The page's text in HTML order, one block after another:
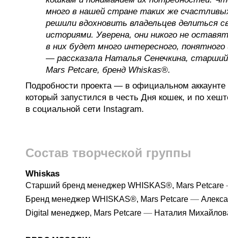
много в нашей стране таких же
решили вдохновить владельцев делиться
историями. Уверена, они никого не
в них будет много интересного, понятного
— рассказала Наталья Сенечкина,
Mars Petcare, бренд Whiskas®.
Подробности проекта — в официальном
который запустился в честь Дня кошек, и по
в социальной сети Instagram.
Состав творческой группы
Whiskas
Старший бренд менеджер WHISKAS®, Mars Petcare
Бренд менеджер WHISKAS®, Mars Petcare —
Digital менеджер, Mars Petcare — Наталия